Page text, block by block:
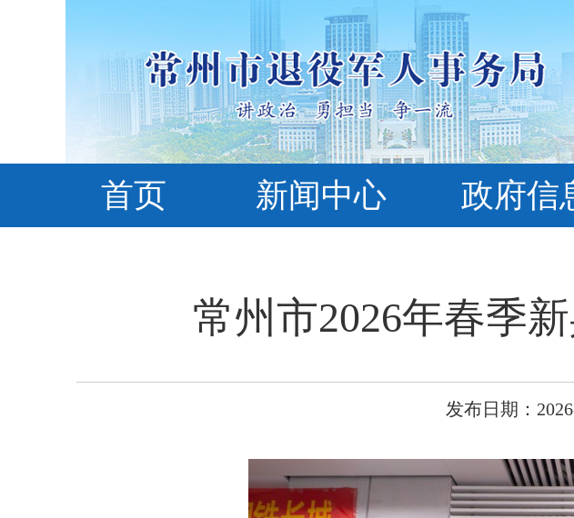
首页 新闻中心 政府信
常州市2026年春季
发布日期：